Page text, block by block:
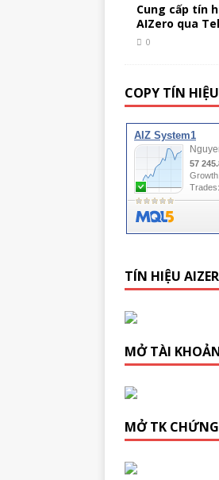
Cung cấp tín
AIZero qua
0
COPY TÍN
TÍN HIỆU
MỞ TÀI
MỞ TK